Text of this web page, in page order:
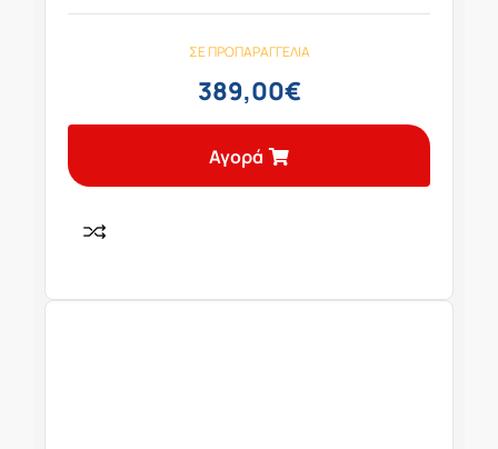
ΣΕ ΠΡΟΠΑΡΑΓΓΕΛΊΑ
389,00€
Αγορά